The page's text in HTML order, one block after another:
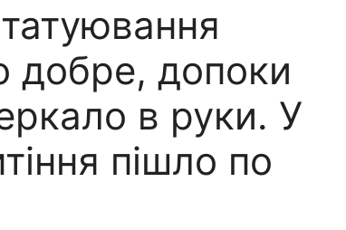
добре, допоки
в руки. У
пішло по